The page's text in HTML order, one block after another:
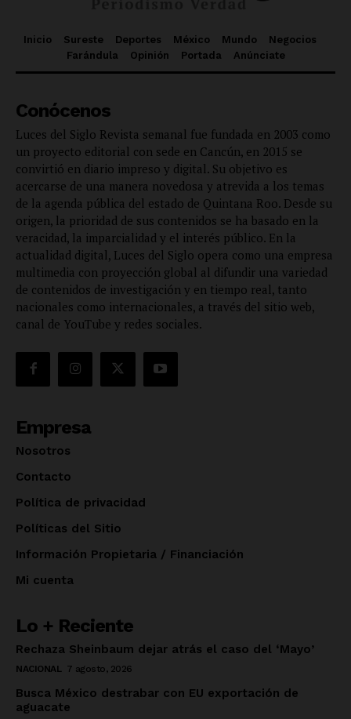
Inicio Sureste Deportes México Mundo
Negocios
Farándula
Opinión Portada Anúnciate
Conócenos
Luces del Siglo Revista semanal fue fundada en 2003 como
un proyecto editorial con sede en Cancún, en 2015 se
convirtió en diario impreso y digital. Su objetivo es
acercarse de una manera novedosa y atrevida a los temas
de la agenda pública del estado de Quintana Roo. Desde su
origen, la prioridad de sus contenidos se ha basado en la
veracidad, la imparcialidad y el interés público. En la
actualidad digital, Luces del Siglo opera como una empresa
multimedia con proyección global al difundir una variedad
de contenidos de investigación y en tiempo real, tanto
nacionales como internacionales, a través del sitio web,
canal de YouTube y redes sociales.
Empresa
Nosotros
Contacto
Política de privacidad
Políticas del Sitio
Información Propietaria / Financiación
Mi cuenta
Lo + Reciente
Rechaza Sheinbaum dejar atrás el caso del ‘Mayo’
NACIONAL 7 agosto, 2026
Busca México destrabar con EU exportación de
aguacate